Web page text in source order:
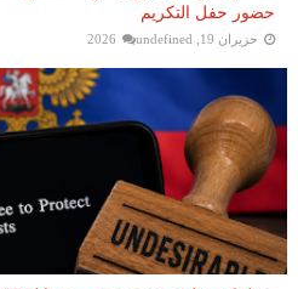
حضور حفل التكريم
حزيران 19, 2026 undefined